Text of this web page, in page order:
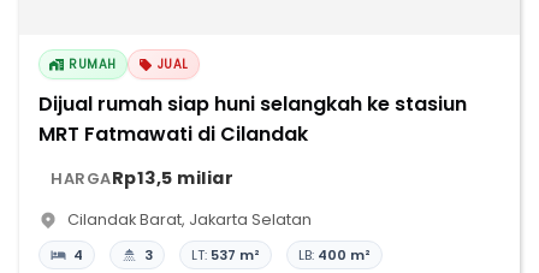
RUMAH JUAL
Dijual rumah siap huni selangkah ke stasiun
MRT Fatmawati di Cilandak
HARGARp13,5 miliar
Cilandak Barat, Jakarta Selatan
4 3 LT: 537 m² LB: 400 m²